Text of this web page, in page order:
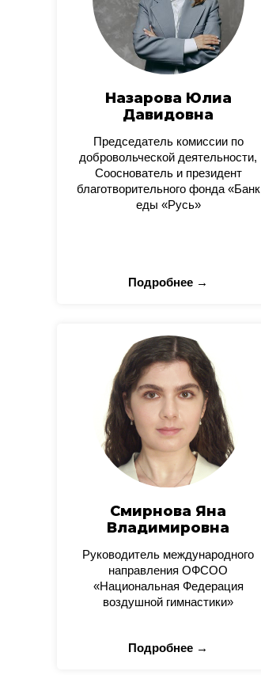
Назарова Юлиа
Давидовна
Председатель комиссии по
добровольческой деятельности,
Сооснователь и президент
благотворительного фонда «Банк
еды «Русь»
Подробнее →
Смирнова Яна
Владимировна
Руководитель международного
направления ОФСОО
«Национальная Федерация
воздушной гимнастики»
Подробнее →